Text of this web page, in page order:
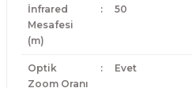
İnfrared
Mesafesi
(m)
: 50
Optik
Zoom Oranı
: Evet